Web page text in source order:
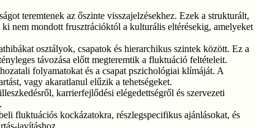
teremtenek az őszinte visszajelzésekhez. Ezek a strukturált,
nem mondott frusztrációktól a kulturális eltérésekig, amelyeket
osztályok, csapatok és hierarchikus szintek között. Ez a
távozása előtt megteremtik a fluktuáció feltételeit.
folyamatokat és a csapat pszichológiai klímáját. A
vagy akaratlanul elűzik a tehetségeket.
karrierfejlődési elégedettségről és szervezeti
fluktuációs kockázatokra, részlegspecifikus ajánlásokat, és
javításhoz.